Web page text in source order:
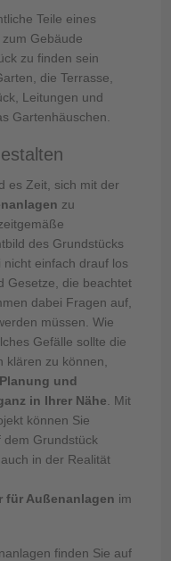
Teile eines
Gebäude
zu finden sein
die Terrasse,
Leitungen und
Gartenhäuschen.
es Zeit, sich mit der
zu
des Grundstücks
einfach drauf los
Gesetze, die beachtet
dabei Fragen auf,
müssen. Wie
Gefälle sollte die
klären zu können,
und
in Ihrer Nähe . Mit
können Sie
dem Grundstück
in der Realität
für Außenanlagen im
finden Sie auf